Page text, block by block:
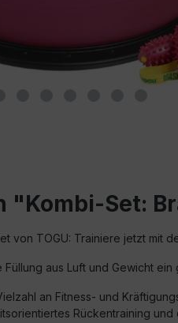
"Kombi-Set:
von TOGU: Trainiere jetzt mit
aus Luft und Gewicht
an Fitness- und
Rückentraining und